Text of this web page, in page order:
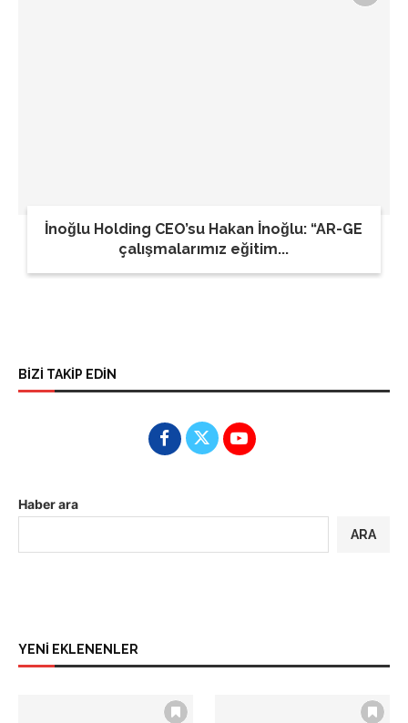
İnoğlu Holding CEO’su Hakan İnoğlu: “AR-GE
çalışmalarımız eğitim...
BİZİ TAKİP EDİN
Haber ara
ARA
YENİ EKLENENLER